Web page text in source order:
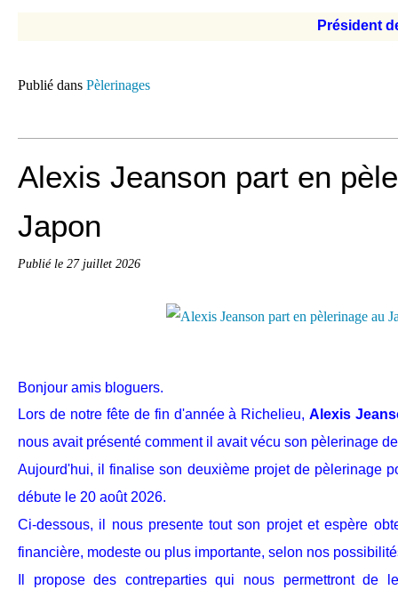
Président
Publié dans Pèlerinages
Alexis Jeanson part en
Japon
Publié le 27 juillet 2026
Bonjour amis bloguers.
Lors de notre fête de fin d'année à Richelieu,Alexis
nous avait présenté comment il avait vécu son pèlerinage
Aujourd'hui, il finalise son deuxième projet de pèlerinage
débute le 20 août 2026.
Ci-dessous, il nous presente tout son projet et espère
financière, modeste ou plus importante, selon nos
Il propose des contreparties qui nous permettront de